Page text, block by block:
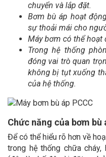
chuyển và lắp đặt.
Bơm bù áp hoạt
sự thoải mái cho
Máy bơm có thể hoạt
Trong hệ thống
đóng vai trò quan
không bị tụt xuống
của hệ thống.
Chức năng của bơm bù
Để có thể hiểu rõ hơn về
trong hệ thống chữa